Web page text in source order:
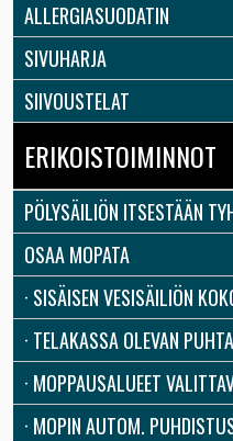
ALLERGIASUODATIN
SIVUHARJA
SIIVOUSTELAT
ERIKOISTOIMINNOT
PÖLYSÄILIÖN ITSESTÄÄN
OSAA MOPATA
· SISÄISEN VESISÄILIÖN
· TELAKASSA OLEVAN
· MOPPAUSALUEET
· MOPIN AUTOM.